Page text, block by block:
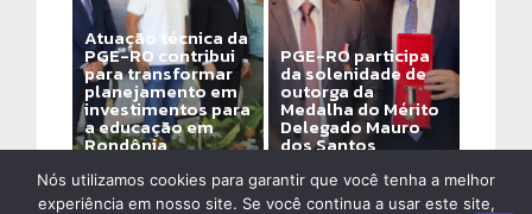
Atuação técnica da
PGE-RO contribui
para transformar
planejamento em
investimentos para
a educação em
Rondônia
By Alinne Assis De Ozeda
PGE-RO participa
da solenidade de
outorga da
Medalha do Mérito
Delegado Mauro
dos Santos
By Alinne Assis De Ozeda
Nós utilizamos cookies para garantir que você tenha a melhor
experiência em nosso site. Se você continua a usar este site,